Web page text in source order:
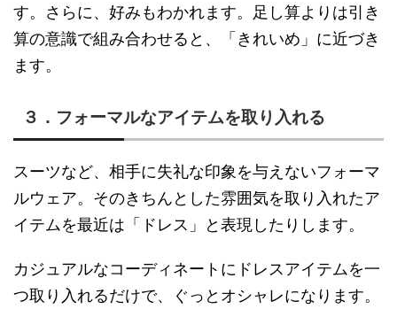
す。さらに、好みもわかれます。足し算よりは引き
算の意識で組み合わせると、「きれいめ」に近づき
ます。
３．フォーマルなアイテムを取り入れる
スーツなど、相手に失礼な印象を与えないフォーマ
ルウェア。そのきちんとした雰囲気を取り入れたア
イテムを最近は「ドレス」と表現したりします。
カジュアルなコーディネートにドレスアイテムを一
つ取り入れるだけで、ぐっとオシャレになります。